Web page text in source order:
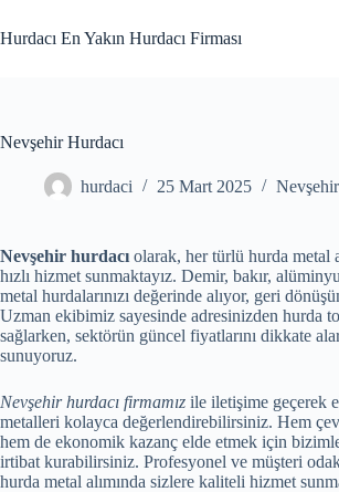
to
content
Hurdacı En Yakın Hurdacı Firması
Nevşehir Hurdacı
hurdaci 25 Mart 2025 Nevşehir
Nevşehir hurdacı olarak, her türlü hurda metal
hızlı hizmet sunmaktayız. Demir, bakır,
metal hurdalarınızı değerinde alıyor, geri
Uzman ekibimiz sayesinde adresinizden hurda
sağlarken, sektörün güncel fiyatlarını dikkate
sunuyoruz.
Nevşehir hurdacı firmamız ile iletişime geçerek
metalleri kolayca değerlendirebilirsiniz. Hem
hem de ekonomik kazanç elde etmek için
irtibat kurabilirsiniz. Profesyonel ve müşteri
hurda metal alımında sizlere kaliteli hizmet